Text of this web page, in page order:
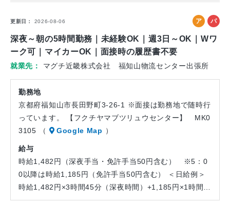
更新日 2026-08-06
ア
ル
バ
ト
パ
深夜～朝の5時間勤務｜未経験OK｜週3日～OK｜Wワ
ーク可｜マイカーOK｜面接時の履歴書不要
就業先 マグチ近畿株式会社 福知山物流センター出張所
勤務地
京都府福知山市長田野町3-26-1 ※面接は勤務地で随時行
っています。 【フクチヤマブツリュウセンター】 MK0
3105 （
Google Map ）
給与
時給1,482円（深夜手当・免許手当50円含む） ※5：0
0以降は時給1,185円（免許手当50円含む） ＜日給例＞
時給1,482円×3時間45分（深夜時間）+1,185円×1時間…